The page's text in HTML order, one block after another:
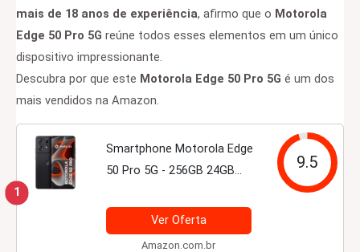
mais de 18 anos de experiência, afirmo que o Motorola
Edge 50 Pro 5G reúne todos esses elementos em um único
dispositivo impressionante.
Descubra por que este Motorola Edge 50 Pro 5G é um dos
mais vendidos na Amazon.
1
Smartphone Motorola Edge
50 Pro 5G - 256GB 24GB
Boost) 50MP Ultra-Pixel AI
Camera IP68 NFC - Preto
9.5
Ver Oferta
Amazon.com.br